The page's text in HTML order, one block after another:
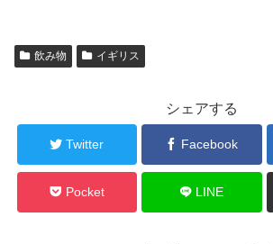
飲み物 イギリス
シェアする
Twitter Facebook
Pocket LINE